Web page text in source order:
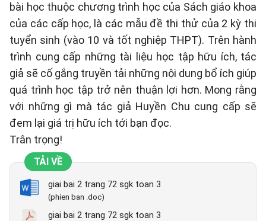
bài học thuộc chương trình học của Sách giáo khoa
của các cấp học, là các mẫu đề thi thử của 2 kỳ thi
tuyển sinh (vào 10 và tốt nghiệp THPT). Trên hành
trình cung cấp những tài liệu học tập hữu ích, tác
giả sẽ cố gắng truyền tải những nội dung bổ ích giúp
quá trình học tập trở nên thuận lợi hơn. Mong rằng
với những gì mà tác giả Huyền Chu cung cấp sẽ
đem lại giá trị hữu ích tới bạn đọc.
Trân trọng!
TẢI VỀ
giai bai 2 trang 72 sgk toan 3
(phien ban .doc)
giai bai 2 trang 72 sgk toan 3